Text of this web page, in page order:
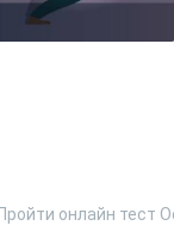
онлайн тест